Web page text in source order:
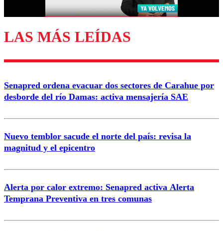
Enviar comentario
LAS MÁS LEÍDAS
Senapred ordena evacuar dos sectores de Carahue por
desborde del río Damas: activa mensajería SAE
Nuevo temblor sacude el norte del país: revisa la
magnitud y el epicentro
Alerta por calor extremo: Senapred activa Alerta
Temprana Preventiva en tres comunas